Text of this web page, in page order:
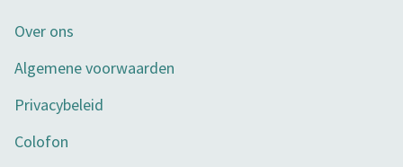
Over ons
Algemene voorwaarden
Privacybeleid
Colofon